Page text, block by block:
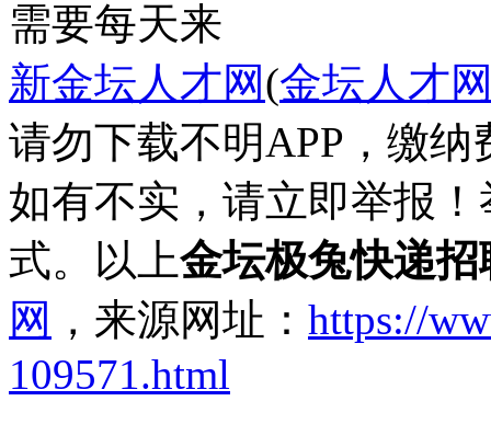
需要每天来
新金坛人才网(金坛人才
请勿下载不明APP，缴
如有不实，请立即举报
式。以上金坛极兔快递
网 ，来源网址： https://
109571.html